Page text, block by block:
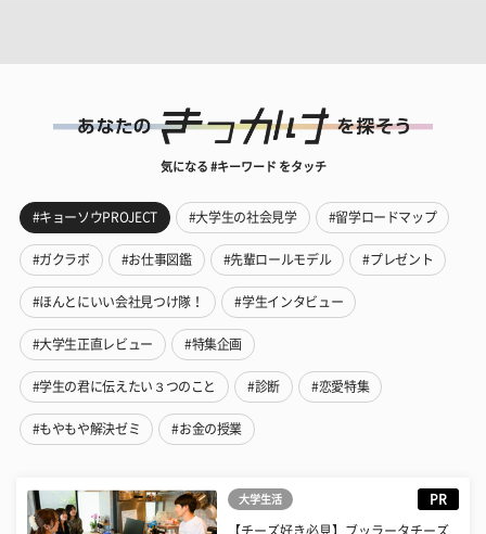
気になる #キーワード をタッチ
#キョーソウPROJECT #大学生の社会見学 #留学ロードマップ
#ガクラボ #お仕事図鑑 #先輩ロールモデル #プレゼント
#ほんとにいい会社見つけ隊！ #学生インタビュー
#大学生正直レビュー #特集企画
#学生の君に伝えたい３つのこと #診断 #恋愛特集
#もやもや解決ゼミ #お金の授業
大学生活 PR
【チーズ好き必見】ブッラータチーズ